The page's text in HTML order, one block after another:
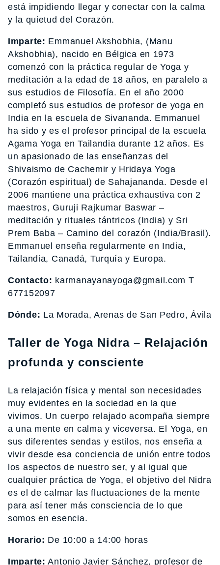
está impidiendo llegar y conectar con la calma
y la quietud del Corazón.
Imparte: Emmanuel Akshobhia, (Manu
Akshobhia), nacido en Bélgica en 1973
comenzó con la práctica regular de Yoga y
meditación a la edad de 18 años, en paralelo a
sus estudios de Filosofía. En el año 2000
completó sus estudios de profesor de yoga en
India en la escuela de Sivananda. Emmanuel
ha sido y es el profesor principal de la escuela
Agama Yoga en Tailandia durante 12 años. Es
un apasionado de las enseñanzas del
Shivaismo de Cachemir y Hridaya Yoga
(Corazón espiritual) de Sahajananda. Desde el
2006 mantiene una práctica exhaustiva con 2
maestros, Guruji Rajkumar Baswar –
meditación y rituales tántricos (India) y Sri
Prem Baba – Camino del corazón (India/Brasil).
Emmanuel enseña regularmente en India,
Tailandia, Canadá, Turquía y Europa.
Contacto: karmanayanayoga@gmail.com T
677152097
Dónde: La Morada, Arenas de San Pedro, Ávila
Taller de Yoga Nidra – Relajación
profunda y consciente
La relajación física y mental son necesidades
muy evidentes en la sociedad en la que
vivimos. Un cuerpo relajado acompaña siempre
a una mente en calma y viceversa. El Yoga, en
sus diferentes sendas y estilos, nos enseña a
vivir desde esa conciencia de unión entre todos
los aspectos de nuestro ser, y al igual que
cualquier práctica de Yoga, el objetivo del Nidra
es el de calmar las fluctuaciones de la mente
para así tener más consciencia de lo que
somos en esencia.
Horario: De 10:00 a 14:00 horas
Imparte: Antonio Javier Sánchez, profesor de